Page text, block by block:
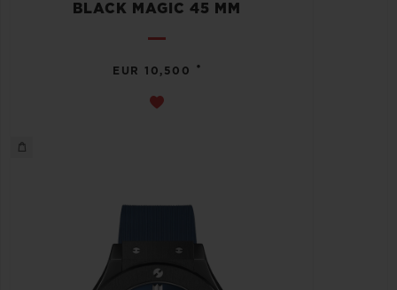
BLACK MAGIC 45 MM
EUR 10,500 •